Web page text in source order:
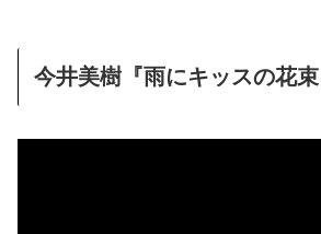
今井美樹『雨にキッスの花束